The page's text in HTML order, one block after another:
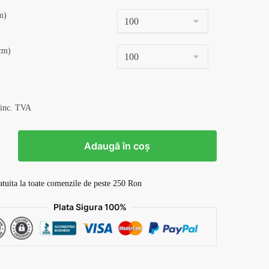
TVA
Adaugă în coș
la toate comenzile de peste 250 Ron
Plata Sigura 100%